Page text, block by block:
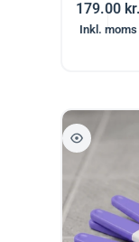
179.00 kr.
Inkl. moms